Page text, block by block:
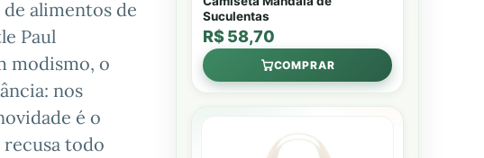
alimentos de
Paul
modismo, o
nos
é o
recusa todo
Suculentas
R$ 58,70
COMPRAR